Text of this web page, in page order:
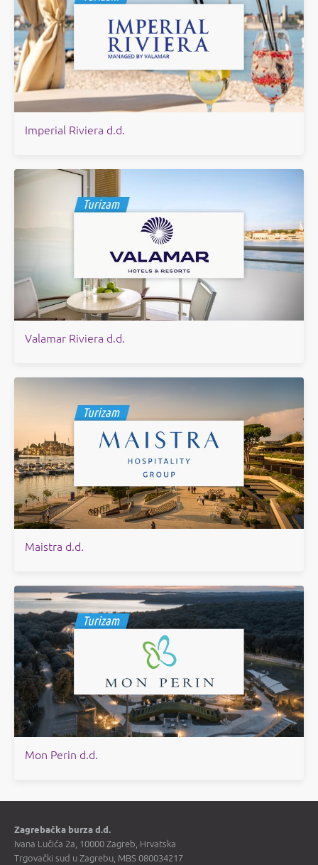
Imperial Riviera d.d.
Valamar Riviera d.d.
Maistra d.d.
Mon Perin d.d.
Zagrebačka burza d.d.
Ivana Lučića 2a, 10000 Zagreb, Hrvatska
Trgovački sud u Zagrebu, MBS 080034217